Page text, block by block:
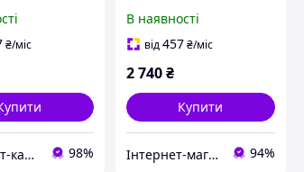
₴/міс
Интер​​нет-кат​алог с​​ки​​док "Модна Лавка" 98%
B7A697652B
В наявності
від457₴/міс
2 740₴
Купити
Інтернет-магазин KievMarket 94%